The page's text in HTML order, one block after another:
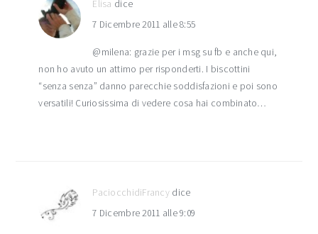
Elisa dice
7 Dicembre 2011 alle 8:55
@milena: grazie per i msg su fb e anche qui,
non ho avuto un attimo per risponderti. I biscottini
“senza senza” danno parecchie soddisfazioni e poi sono
versatili! Curiosissima di vedere cosa hai combinato…
PaciocchidiFrancy dice
7 Dicembre 2011 alle 9:09